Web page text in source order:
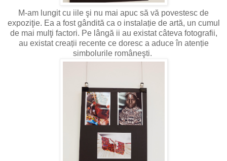
M-am lungit cu iile şi nu mai apuc să vă povestesc de
expoziţie. Ea a fost gândită ca o instalație de artă, un cumul
de mai mulţi factori. Pe lângă ii au existat câteva fotografii,
au existat creații recente ce doresc a aduce în atenție
simbolurile româneşti.